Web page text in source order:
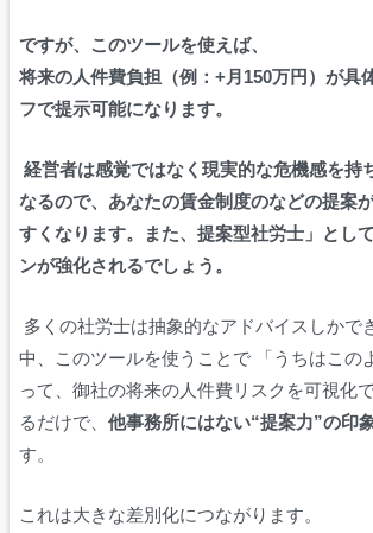
ですが、このツールを使えば、
将来の人件費負担（例： +月 150万円）が具
フで提示可能になります。
経営者は感覚ではなく現実的な危機感を持
なるので、あなたの賃金制度のなどの提案
すくなります。また、提案型社労士」とし
ンが強化されるでしょう。
多くの社労士は抽象的なアドバイスしかで
中、このツールを使うことで 「うちはこの
って、御社の将来の人件費リスクを可視化
るだけで、 他事務所にはない“提案力”の印
す。
これは大きな差別化につながります。